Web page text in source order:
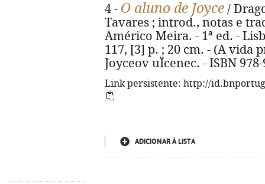
4 - O aluno de Joyce /
Tavares ; introd., notas e
Américo Meira. - 1ª ed. -
117, [3] p. ; 20 cm. - (A vida
Joyceov uÏcenec. - ISBN
Link persistente: http://
ADICIONAR À LISTA